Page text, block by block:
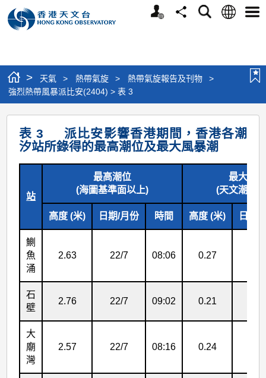
個
分
搜
語
選
> 天氣 > 熱帶氣旋 > 熱帶氣旋報告及刊物
>
強烈熱帶風暴派比安(2404) > 表 3
強
烈
熱
派
(2404)
表
表 3 派比安影響香港期間，香港各潮
汐站所錄得的最高潮位及最大風暴潮
站
最高潮位
(海圖基準面以上)
最大風
(天文潮高
高度 (米) 日期/月份 時間 高度 (米) 日期/
鰂
魚
涌
2.63 22/7 08:06 0.27
石
壁
2.76 22/7 09:02 0.21
大
廟
灣
2.57 22/7 08:16 0.24